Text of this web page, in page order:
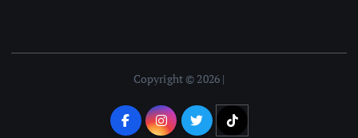
Copyright © 2026 |